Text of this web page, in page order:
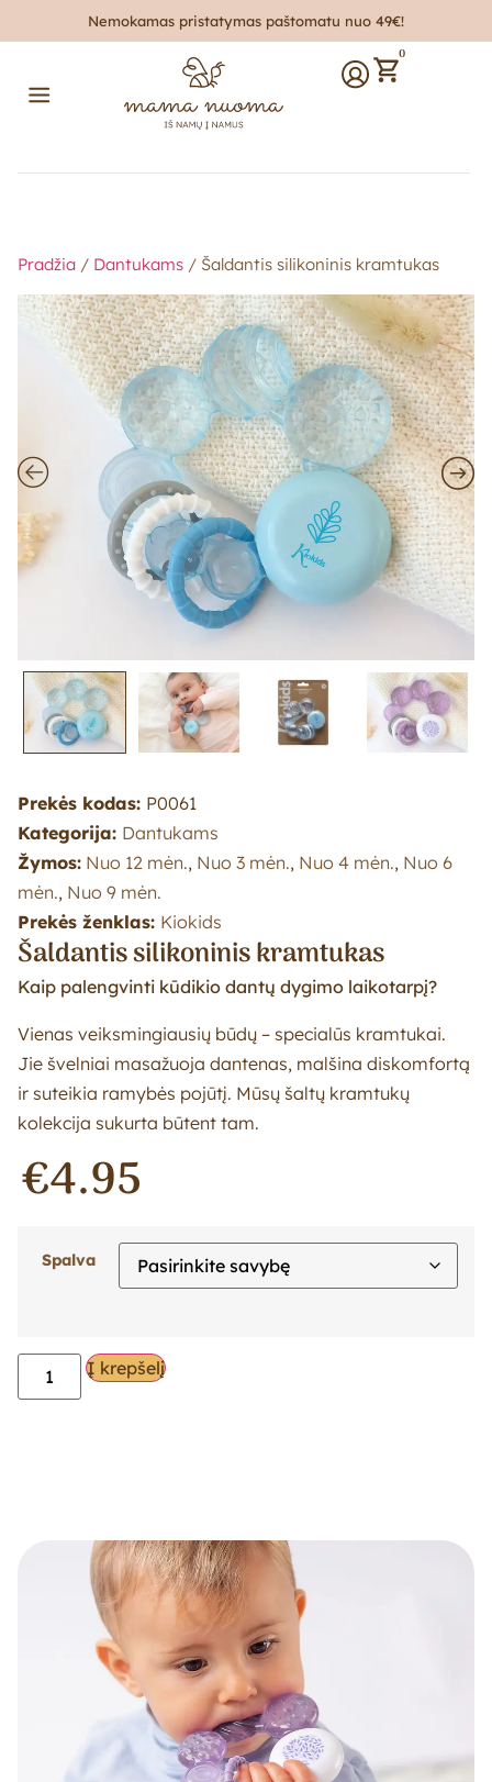
Nemokamas pristatymas paštomatu nuo 49€!
0
Pradžia / Dantukams / Šaldantis silikoninis kramtukas
Prekės kodas: P0061
Kategorija: Dantukams
Žymos: Nuo 12 mėn., Nuo 3 mėn., Nuo 4 mėn., Nuo 6
mėn., Nuo 9 mėn.
Prekės ženklas: Kiokids
Šaldantis silikoninis kramtukas
Kaip palengvinti kūdikio dantų dygimo laikotarpį?
Vienas veiksmingiausių būdų – specialūs kramtukai.
Jie švelniai masažuoja dantenas, malšina diskomfortą
ir suteikia ramybės pojūtį. Mūsų šaltų kramtukų
kolekcija sukurta būtent tam.
€4.95
Spalva
Į krepšelį